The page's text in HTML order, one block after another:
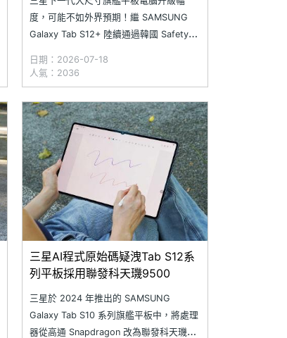
度，可能不如外界預期！繼 SAMSUNG
Galaxy Tab S12+ 陸續通過韓國 Safety
出 Galaxy Tab S12 Ultra 的機身模擬圖、
尺寸數據，以及疑似實機照。從目前曝光
的資訊來看，新機外觀
日期：2026-07-18
人氣：2036
三星AI程式原始碼疑洩Tab S12系
列平板採用聯發科天璣9500
三星於 2024 年推出的 SAMSUNG
Galaxy Tab S10 系列旗艦平板中，將處理
器從高通 Snapdragon 改為聯發科天璣，